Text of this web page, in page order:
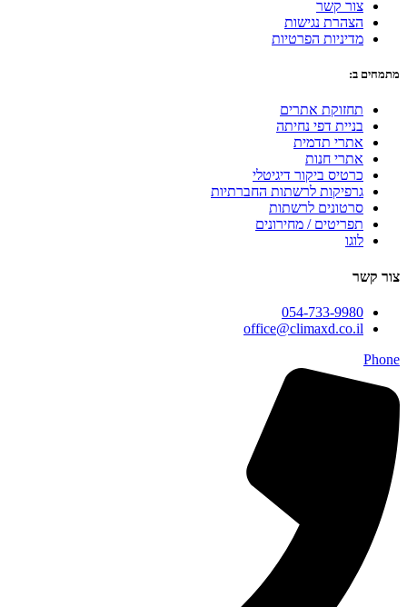
צור קשר
הצהרת נגישות
מדיניות הפרטיות
מתמחים ב:
תחזוקת אתרים
בניית דפי נחיתה
אתרי תדמית
אתרי חנות
כרטיס ביקור דיגיטלי
גרפיקות לרשתות החברתיות
סרטונים לרשתות
תפריטים / מחירונים
לוגו
צור קשר
054-733-9980
office@climaxd.co.il
Phone